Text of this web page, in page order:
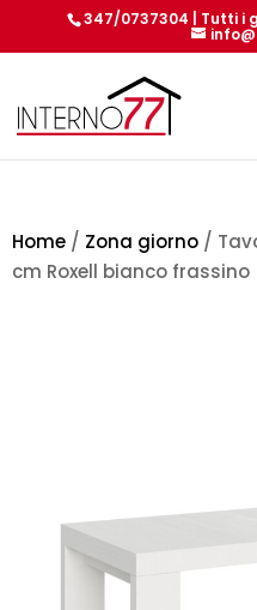
347/0737304 | Tutti i
Home / Zona giorno /
cm Roxell bianco frassino